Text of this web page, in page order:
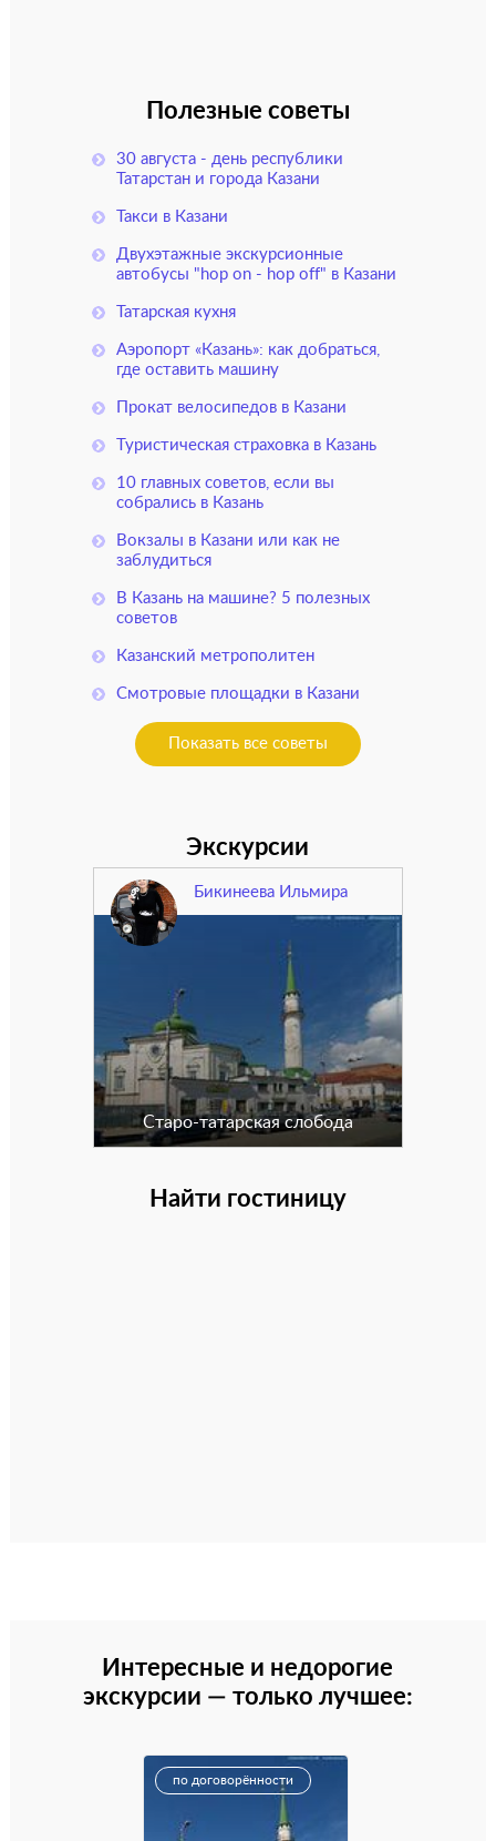
Полезные советы
30 августа - день республики
Татарстан и города Казани
Такси в Казани
Двухэтажные экскурсионные
автобусы "hop on - hop off" в Казани
Татарская кухня
Аэропорт «Казань»: как добраться,
где оставить машину
Прокат велосипедов в Казани
Туристическая страховка в Казань
10 главных советов, если вы
собрались в Казань
Вокзалы в Казани или как не
заблудиться
В Казань на машине? 5 полезных
советов
Казанский метрополитен
Смотровые площадки в Казани
Показать все советы
Экскурсии
Бикинеева Ильмира
Старо-татарская слобода
Найти гостиницу
Интересные и недорогие
экскурсии — только лучшее:
по договорённости